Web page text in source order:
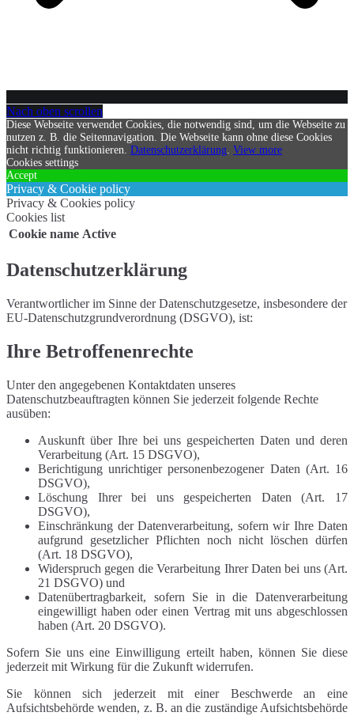
Nach oben scrollen
Diese Webseite verwendet Cookies, die notwendig sind, um die Webseite zu
nutzen z. B. die Seitennavigation. Die Webseite kann ohne diese Cookies
nicht richtig funktionieren. Datenschutzerklärung. View more
Cookies settings
Accept
Privacy & Cookie policy
Privacy & Cookies policy
Cookies list
Cookie name Active
Datenschutzerklärung
Verantwortlicher im Sinne der Datenschutzgesetze, insbesondere der
EU-Datenschutzgrundverordnung (DSGVO), ist:
Ihre Betroffenenrechte
Unter den angegebenen Kontaktdaten unseres
Datenschutzbeauftragten können Sie jederzeit folgende Rechte
ausüben:
Auskunft über Ihre bei uns gespeicherten Daten und deren
Verarbeitung (Art. 15 DSGVO),
Berichtigung unrichtiger personenbezogener Daten (Art. 16
DSGVO),
Löschung Ihrer bei uns gespeicherten Daten (Art. 17
DSGVO),
Einschränkung der Datenverarbeitung, sofern wir Ihre Daten
aufgrund gesetzlicher Pflichten noch nicht löschen dürfen
(Art. 18 DSGVO),
Widerspruch gegen die Verarbeitung Ihrer Daten bei uns (Art.
21 DSGVO) und
Datenübertragbarkeit, sofern Sie in die Datenverarbeitung
eingewilligt haben oder einen Vertrag mit uns abgeschlossen
haben (Art. 20 DSGVO).
Sofern Sie uns eine Einwilligung erteilt haben, können Sie diese
jederzeit mit Wirkung für die Zukunft widerrufen.
Sie können sich jederzeit mit einer Beschwerde an eine
Aufsichtsbehörde wenden, z. B. an die zuständige Aufsichtsbehörde